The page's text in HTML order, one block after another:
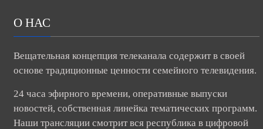
О НАС
Вещательная концепция телеканала содержит в своей
основе традиционные ценности семейного телевидения.
24 часа эфирного времени, оперативные выпуски
новостей, собственная линейка тематических программ.
Наши трансляции смотрит вся республика в цифровой